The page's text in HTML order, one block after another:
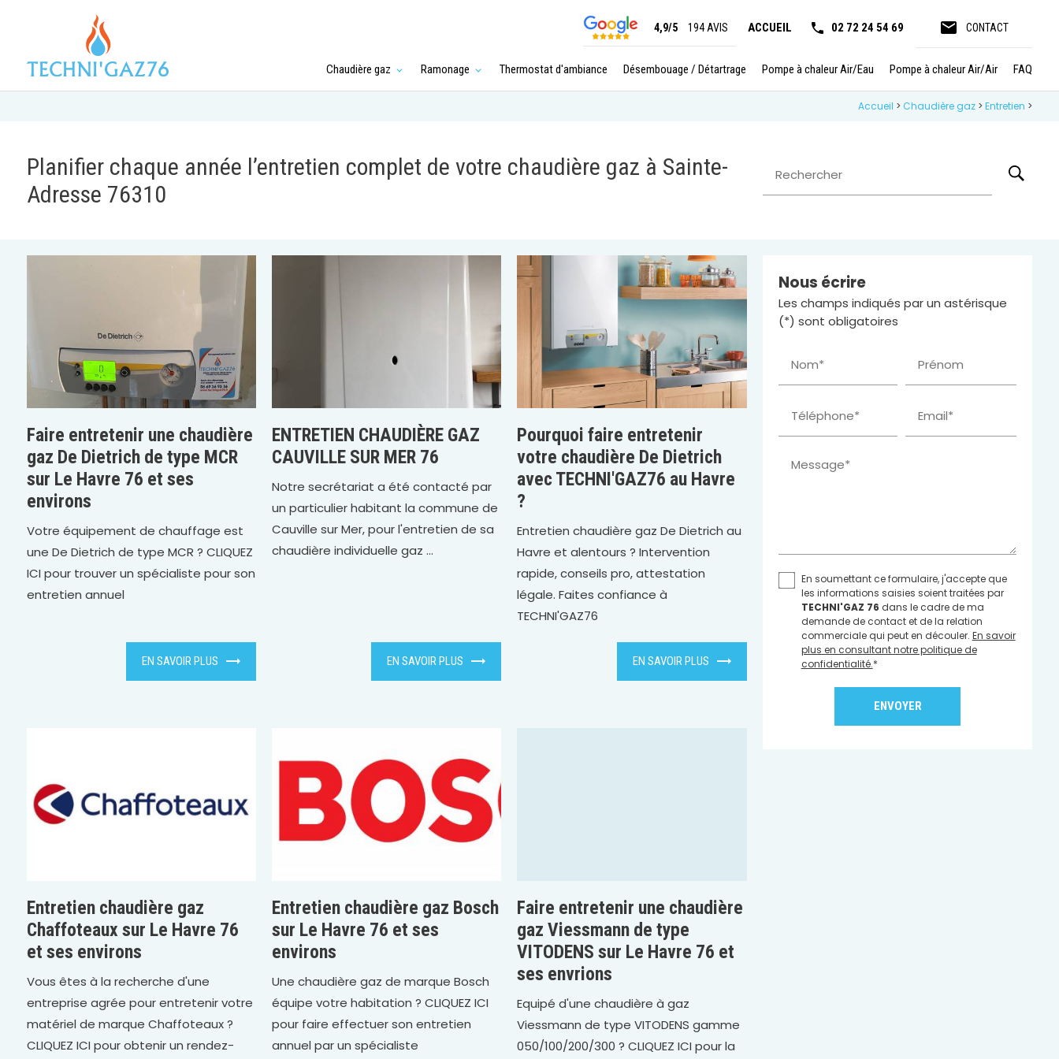
4,9/5 194 AVIS ACCUEIL 02 72 24 54 69 email CONTACT
Chaudière gaz Ramonage Thermostat d'ambiance Désembouage / Détartrage Pompe à chaleur Air/Eau Pompe à chaleur Air/Air FAQ
Accueil > Chaudière gaz >Entretien >
Planifier chaque année l’entretien complet de votre chaudière gaz à Sainte-
Adresse 76310
Rechercher
Faire entretenir une chaudière
gaz De Dietrich de type MCR
sur Le Havre 76 et ses
environs
Votre équipement de chauffage est
une De Dietrich de type MCR ? CLIQUEZ
ICI pour trouver un spécialiste pour son
entretien annuel
EN SAVOIR PLUS
ENTRETIEN CHAUDIÈRE GAZ
CAUVILLE SUR MER 76
Notre secrétariat a été contacté par
un particulier habitant la commune de
Cauville sur Mer, pour l'entretien de sa
chaudière individuelle gaz ...
EN SAVOIR PLUS
Pourquoi faire entretenir
votre chaudière De Dietrich
avec TECHNI'GAZ76 au Havre
?
Entretien chaudière gaz De Dietrich au
Havre et alentours ? Intervention
rapide, conseils pro, attestation
légale. Faites confiance à
TECHNI'GAZ76
EN SAVOIR PLUS
Entretien chaudière gaz
Chaffoteaux sur Le Havre 76
et ses environs
Vous êtes à la recherche d'une
entreprise agrée pour entretenir votre
matériel de marque Chaffoteaux ?
CLIQUEZ ICI pour obtenir un rendez-
Entretien chaudière gaz Bosch
sur Le Havre 76 et ses
environs
Une chaudière gaz de marque Bosch
équipe votre habitation ? CLIQUEZ ICI
pour faire effectuer son entretien
annuel par un spécialiste
Faire entretenir une chaudière
gaz Viessmann de type
VITODENS sur Le Havre 76 et
ses envrions
Equipé d'une chaudière à gaz
Viessmann de type VITODENS gamme
050/100/200/300 ? CLIQUEZ ICI pour la
Nous écrire
Les champs indiqués par un astérisque
(*) sont obligatoires
Nom* Prénom
Téléphone* Email*
Message*
En soumettant ce formulaire, j'accepte que
les informations saisies soient traitées par
TECHNI'GAZ 76 dans le cadre de ma
demande de contact et de la relation
commerciale qui peut en découler. En savoir
plus en consultant notre politique de
confidentialité.*